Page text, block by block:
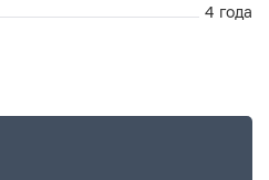
4 года